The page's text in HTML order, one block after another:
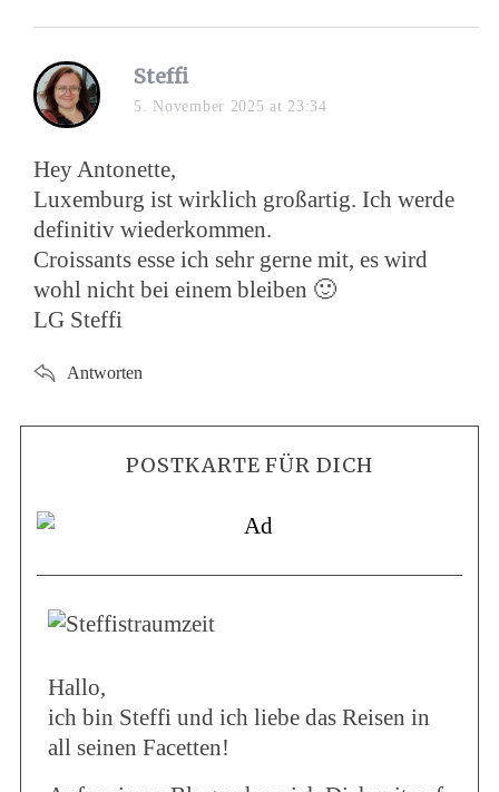
Steffi
5. November 2025 at 23:34
Hey Antonette,
Luxemburg ist wirklich großartig. Ich werde
definitiv wiederkommen.
Croissants esse ich sehr gerne mit, es wird
wohl nicht bei einem bleiben 🙂
LG Steffi
Antworten
POSTKARTE FÜR DICH
Hallo,
ich bin Steffi und ich liebe das Reisen in
all seinen Facetten!